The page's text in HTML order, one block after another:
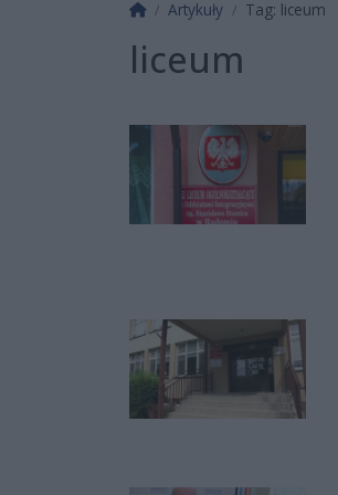
Strona główna
Artykuły Tag: liceum
liceum